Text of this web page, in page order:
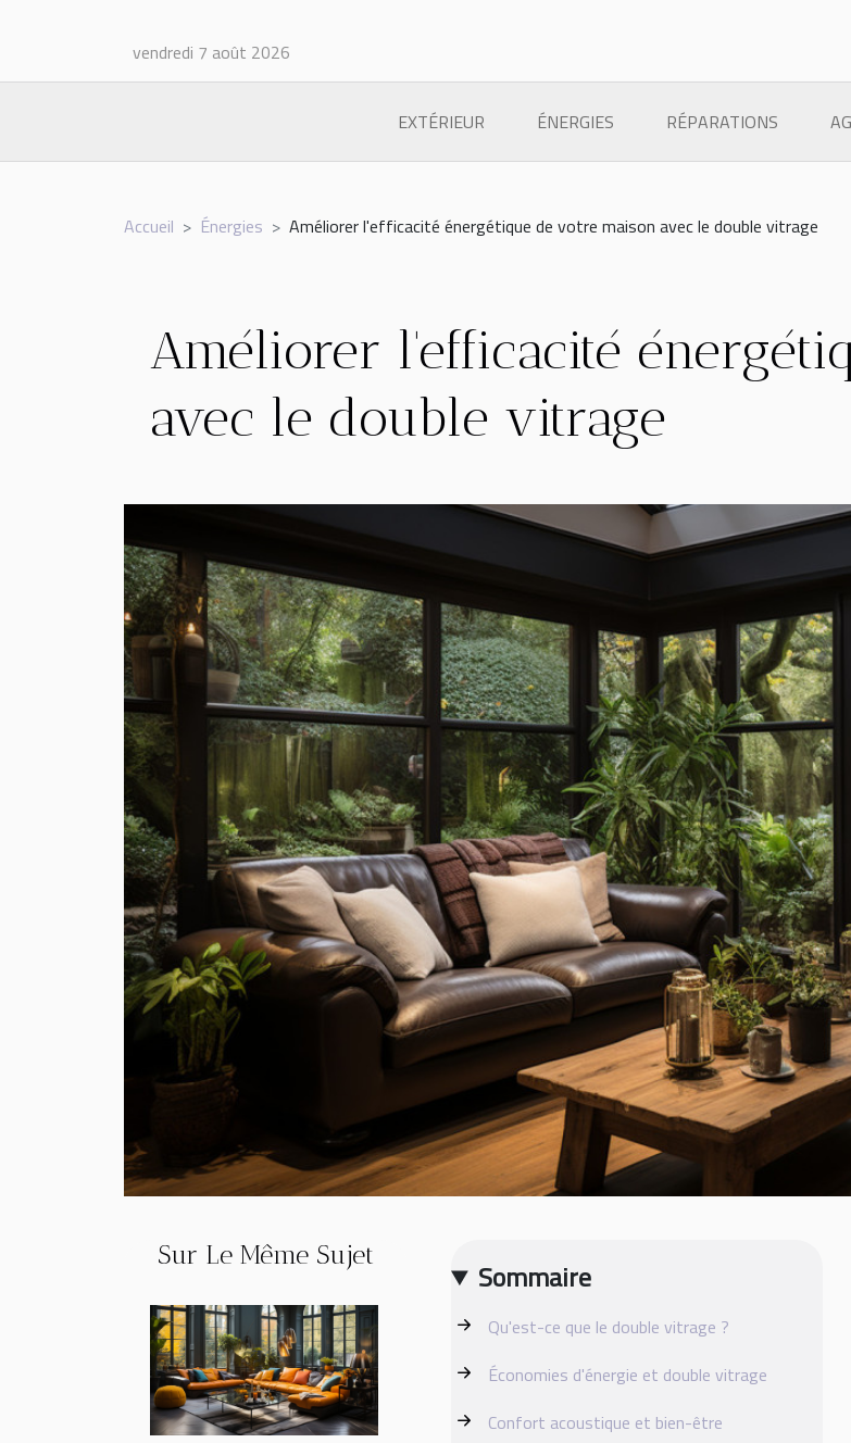
vendredi 7 août 2026
EXTÉRIEUR ÉNERGIES RÉPARATIONS
Accueil Énergies Améliorer l'efficacité énergétique de votre maison avec le double vitrage
Améliorer l'efficacité
avec le double vitrage
Sur Le Même Sujet
Sommaire
Qu'est-ce que le double vitrage ?
Économies d'énergie et double vitrage
Confort acoustique et bien-être